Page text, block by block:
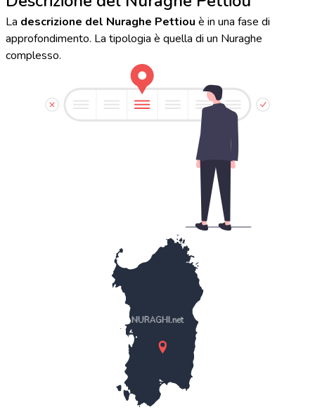
La descrizione del Nuraghe Pettiou è in una fase di
approfondimento. La tipologia è quella di un Nuraghe
complesso.
NURAGHI.net